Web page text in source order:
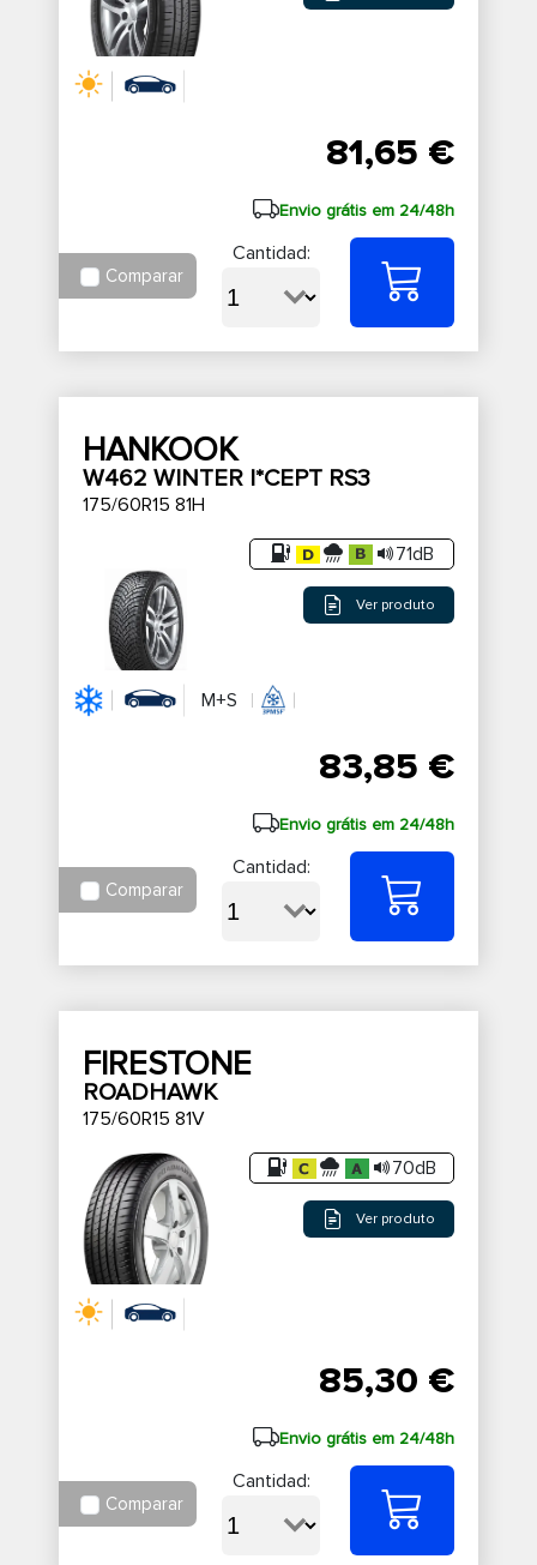
81,65 €
Envio grátis em 24/48h
Comparar
Cantidad:
HANKOOK
W462 WINTER I*CEPT RS3
175/60R15 81H
71dB
Ver produto
M+S
83,85 €
Envio grátis em 24/48h
Comparar
Cantidad:
FIRESTONE
ROADHAWK
175/60R15 81V
70dB
Ver produto
85,30 €
Envio grátis em 24/48h
Comparar
Cantidad: